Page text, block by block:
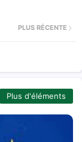
PLUS RÉCENTE
Plus d'éléments